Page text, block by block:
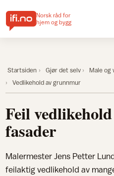
Norsk råd for
hjem og bygg
Startsiden Gjør det selv
Male og
Vedlikehold av grunnmur
Feil
fasader
Malermester Jens Petter
feilaktig vedlikehold av